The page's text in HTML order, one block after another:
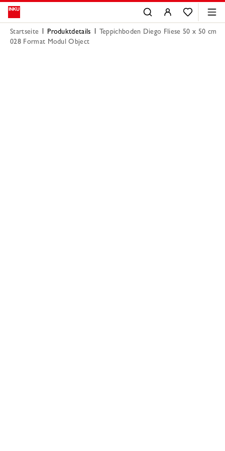
Startseite Produktdetails
Teppichboden Diego Fliese 50 x 50 cm
028 Format Modul Object